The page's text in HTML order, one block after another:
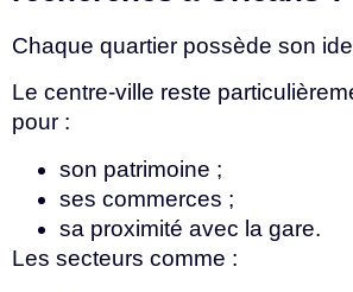
Chaque quartier possède son
Le centre-ville reste
pour :
son patrimoine ;
ses commerces ;
sa proximité avec la gare.
Les secteurs comme :